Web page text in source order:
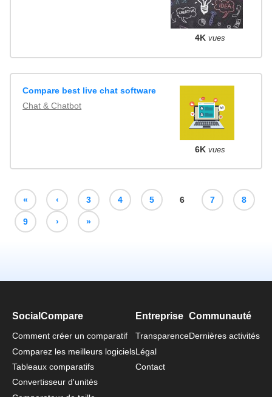
4K vues
Compare best live chat software
Chat & Chatbot
6K vues
« ‹ 3 4 5 6 7 8
9 › »
SocialCompare
Comment créer un comparatif
Comparez les meilleurs logiciels
Tableaux comparatifs
Convertisseur d'unités
Entreprise
Transparence
Légal
Contact
Communauté
Dernières activités